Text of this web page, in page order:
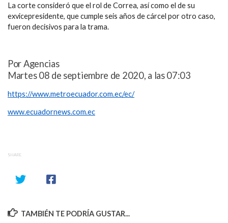
La corte consideró que el rol de Correa, así como el de su
exvicepresidente, que cumple seis años de cárcel por otro caso,
fueron decisivos para la trama.
Por Agencias
Martes 08 de septiembre de 2020, a las 07:03
https://www.metroecuador.com.ec/ec/
www.ecuadornews.com.ec
SHARE
TAMBIÉN TE PODRÍA GUSTAR...